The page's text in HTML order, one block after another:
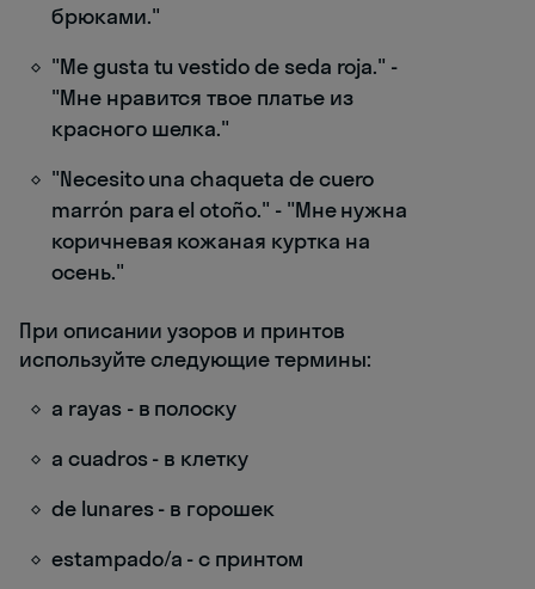
брюками."
"Me gusta tu vestido de seda roja." -
"Мне нравится твое платье из
красного шелка."
"Necesito una chaqueta de cuero
marrón para el otoño." - "Мне нужна
коричневая кожаная куртка на
осень."
При описании узоров и принтов
используйте следующие термины:
a rayas - в полоску
a cuadros - в клетку
de lunares - в горошек
estampado/a - с принтом